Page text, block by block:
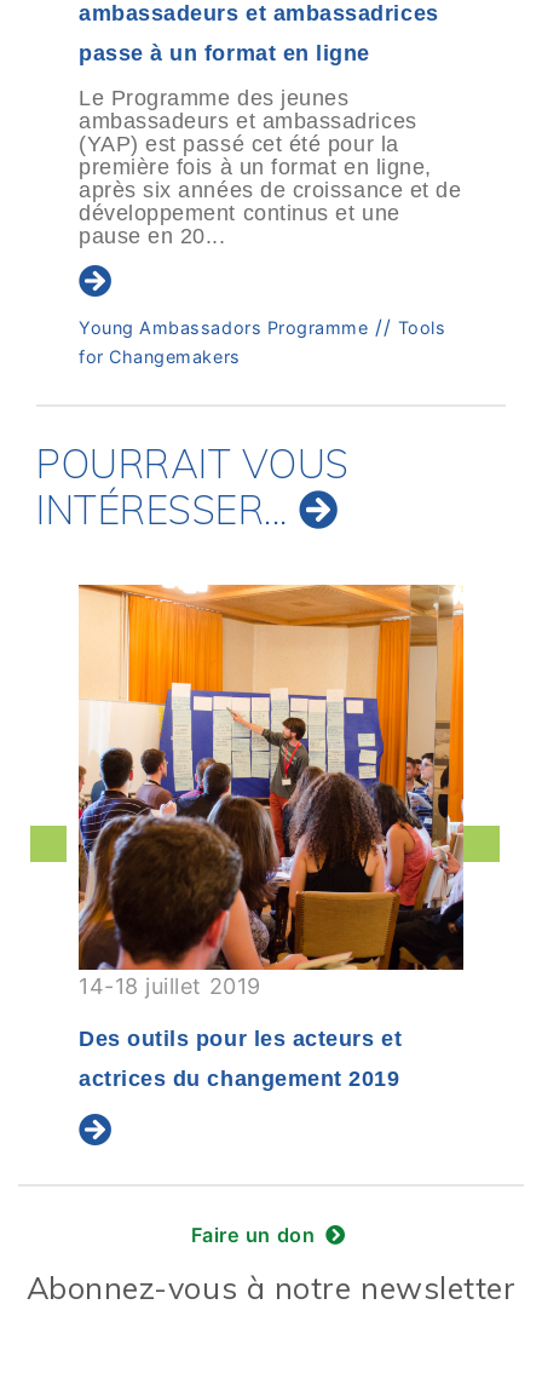
ambassadeurs et ambassadrices
passe à un format en ligne
Le Programme des jeunes
ambassadeurs et ambassadrices
(YAP) est passé cet été pour la
première fois à un format en ligne,
après six années de croissance et de
développement continus et une
pause en 20...
Young Ambassadors Programme // Tools
for Changemakers
POURRAIT VOUS
INTÉRESSER...
14-18 juillet 2019
Des outils pour les acteurs et
actrices du changement 2019
Faire un don
Abonnez-vous à notre newsletter